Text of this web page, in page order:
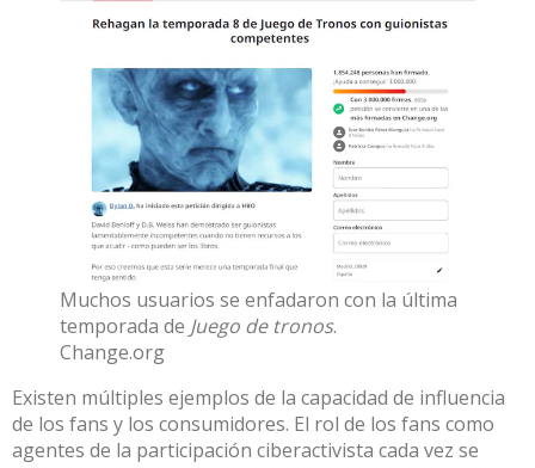
Muchos usuarios se enfadaron con la última
temporada de Juego de tronos.
Change.org
Existen múltiples ejemplos de la capacidad de influencia
de los fans y los consumidores. El rol de los fans como
agentes de la participación ciberactivista cada vez se